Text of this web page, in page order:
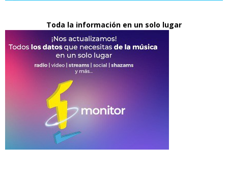
Toda la información en un solo lugar